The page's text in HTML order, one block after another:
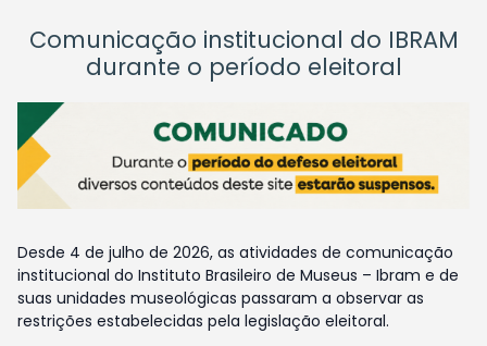
Comunicação institucional do IBRAM
durante o período eleitoral
Desde 4 de julho de 2026, as atividades de comunicação
institucional do Instituto Brasileiro de Museus – Ibram e de
suas unidades museológicas passaram a observar as
restrições estabelecidas pela legislação eleitoral.